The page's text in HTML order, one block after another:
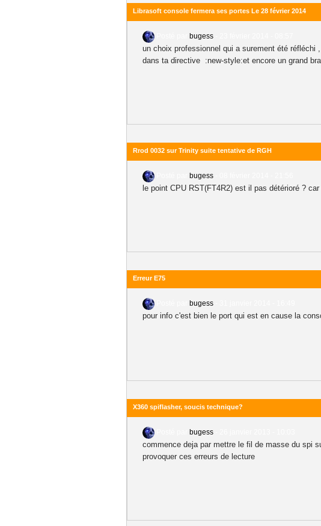
Librasoft console fermera ses portes Le 28 février 2014
bugess
un choix professionnel qui a surement été
dans ta directive :new-style:et encore un grand
Rrod 0032 sur Trinity suite tentative de RGH
bugess
le point CPU RST(FT4R2) est il pas détérioré ?
Erreur E75
bugess
pour info c'est bien le port qui est en cause la
X360 spiflasher, soucis technique?
bugess
commence deja par mettre le fil de masse du spi
provoquer ces erreurs de lecture